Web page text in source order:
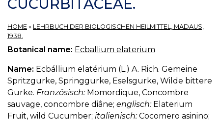
CUCURBITACEAE.
HOME » LEHRBUCH DER BIOLOGISCHEN HEILMITTEL, MADAUS,
1938.
Botanical name: Ecballium elaterium
Name: Ecbállium elatérium (L.) A. Rich. Gemeine
Spritzgurke, Springgurke, Eselsgurke, Wilde bittere
Gurke. Französisch:Momordique, Concombre
sauvage, concombre diâne; englisch:Elaterium
Fruit, wild Cucumber; italienisch:Cocomero asinino;